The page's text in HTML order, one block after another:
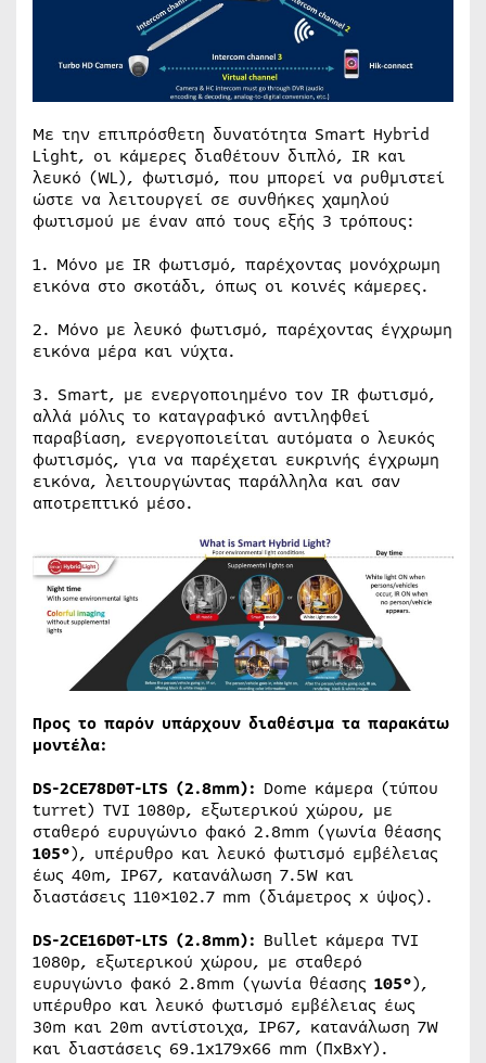
Με την επιπρόσθετη δυνατότητα Smart Hybrid
Light, οι κάμερες διαθέτουν διπλό, IR και
λευκό (WL), φωτισμό, που μπορεί να ρυθμιστεί
ώστε να λειτουργεί σε συνθήκες χαμηλού
φωτισμού με έναν από τους εξής 3 τρόπους:
1. Μόνο με IR φωτισμό, παρέχοντας μονόχρωμη
εικόνα στο σκοτάδι, όπως οι κοινές κάμερες.
2. Μόνο με λευκό φωτισμό, παρέχοντας έγχρωμη
εικόνα μέρα και νύχτα.
3. Smart, με ενεργοποιημένο τον IR φωτισμό,
αλλά μόλις το καταγραφικό αντιληφθεί
παραβίαση, ενεργοποιείται αυτόματα ο λευκός
φωτισμός, για να παρέχεται ευκρινής έγχρωμη
εικόνα, λειτουργώντας παράλληλα και σαν
αποτρεπτικό μέσο.
Προς το παρόν υπάρχουν διαθέσιμα τα παρακάτω
μοντέλα:
DS-2CE78D0T-LTS (2.8mm): Dome κάμερα (τύπου
turret) TVI 1080p, εξωτερικού χώρου, με
σταθερό ευρυγώνιο φακό 2.8mm (γωνία θέασης
105°), υπέρυθρο και λευκό φωτισμό εμβέλειας
έως 40m, IP67, κατανάλωση 7.5W και
διαστάσεις 110×102.7 mm (διάμετρος x ύψος).
DS-2CE16D0T-LTS (2.8mm): Bullet κάμερα TVI
1080p, εξωτερικού χώρου, με σταθερό
ευρυγώνιο φακό 2.8mm (γωνία θέασης 105°),
υπέρυθρο και λευκό φωτισμό εμβέλειας έως
30m και 20m αντίστοιχα, IP67, κατανάλωση 7W
και διαστάσεις 69.1x179x66 mm (ΠxBxY).